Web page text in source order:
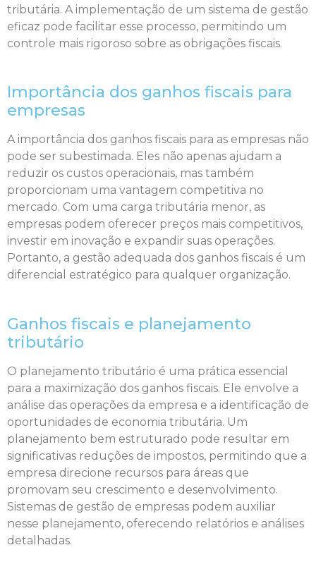
tributária. A implementação de um sistema de gestão
eficaz pode facilitar esse processo, permitindo um
controle mais rigoroso sobre as obrigações fiscais.
Importância dos ganhos fiscais para
empresas
A importância dos ganhos fiscais para as empresas não
pode ser subestimada. Eles não apenas ajudam a
reduzir os custos operacionais, mas também
proporcionam uma vantagem competitiva no
mercado. Com uma carga tributária menor, as
empresas podem oferecer preços mais competitivos,
investir em inovação e expandir suas operações.
Portanto, a gestão adequada dos ganhos fiscais é um
diferencial estratégico para qualquer organização.
Ganhos fiscais e planejamento
tributário
O planejamento tributário é uma prática essencial
para a maximização dos ganhos fiscais. Ele envolve a
análise das operações da empresa e a identificação de
oportunidades de economia tributária. Um
planejamento bem estruturado pode resultar em
significativas reduções de impostos, permitindo que a
empresa direcione recursos para áreas que
promovam seu crescimento e desenvolvimento.
Sistemas de gestão de empresas podem auxiliar
nesse planejamento, oferecendo relatórios e análises
detalhadas.